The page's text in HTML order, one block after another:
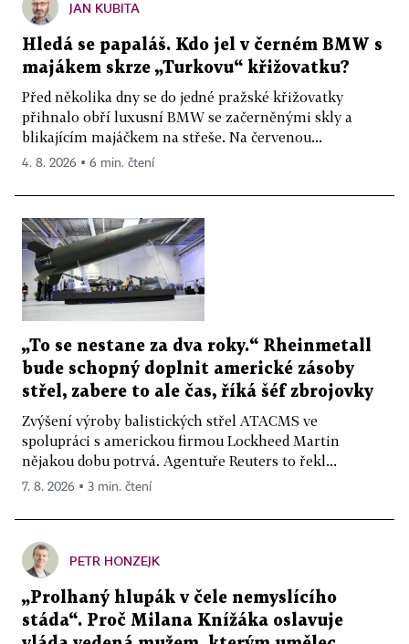
JAN KUBITA
Hledá se papaláš. Kdo jel v černém BMW s
majákem skrze „Turkovu“ křižovatku?
Před několika dny se do jedné pražské křižovatky
přihnalo obří luxusní BMW se začerněnými skly a
blikajícím majáčkem na střeše. Na červenou...
4. 8. 2026 ▪ 6 min. čtení
„To se nestane za dva roky.“ Rheinmetall
bude schopný doplnit americké zásoby
střel, zabere to ale čas, říká šéf zbrojovky
Zvýšení výroby balistických střel ATACMS ve
spolupráci s americkou firmou Lockheed Martin
nějakou dobu potrvá. Agentuře Reuters to řekl...
7. 8. 2026 ▪ 3 min. čtení
PETR HONZEJK
„Prolhaný hlupák v čele nemyslícího
stáda“. Proč Milana Knížáka oslavuje